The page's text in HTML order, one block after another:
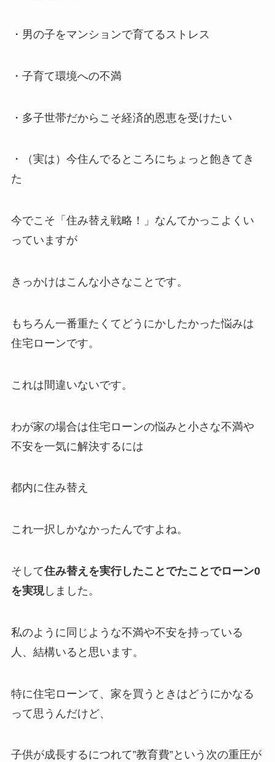
・男の子をマンションで育てるストレス
・子育て環境への不満
・多子世帯だからこそ経済的恩恵を受けたい
・（実は）今住んでるところにちょっと飽きてき
た
今でこそ「住み替え戦略！」なんてかっこよくい
っていますが
きっかけはこんな小さなことです。
もちろん一番重たくてどうにかしたかった悩みは
住宅ローンです。
これは間違いないです。
わが家の場合は住宅ローンの悩みと小さな不満や
不安を一気に解決するには
都内に住み替え
これ一択しかなかったんですよね。
そして住み替えを実行したことでたことでローン0
を実現しました。
私のように同じような不満や不安を持っている
人、結構いると思います。
特に住宅ローンて、家を買うときはどうにかなる
って思うんだけど、
子供が成長するにつれて”教育費”という次の重圧が